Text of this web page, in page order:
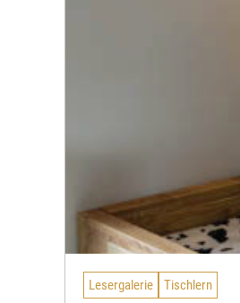
Lesergalerie Tischlern